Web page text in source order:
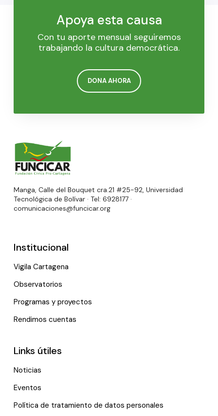
Apoya esta causa
Con tu aporte mensual seguiremos
trabajando la cultura democrática.
DONA AHORA
Manga, Calle del Bouquet cra.21 #25-92, Universidad
Tecnológica de Bolívar · Tel: 6928177 ·
comunicaciones@funcicar.org
Institucional
Vigila Cartagena
Observatorios
Programas y proyectos
Rendimos cuentas
Links útiles
Noticias
Eventos
Política de tratamiento de datos personales